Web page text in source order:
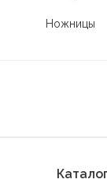
Ножницы